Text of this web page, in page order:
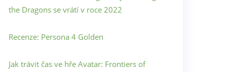
the Dragons se vrátí v roce 2022
Recenze: Persona 4 Golden
Jak trávit čas ve hře Avatar: Frontiers of